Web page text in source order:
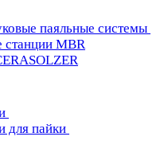
паяльные системы
станции MBR
для пайки